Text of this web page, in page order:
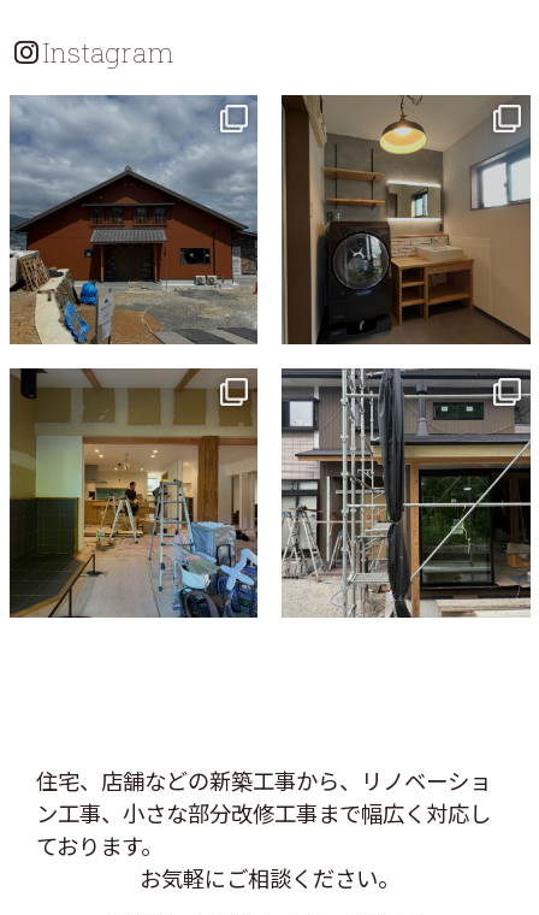
ョ
ン
Instagram
tomohouseinc
tomohouseinc
7月 13
tomohouseinc
tomohouseinc
6月 3
住宅、店舗などの新築工事から、リノベーショ
ン工事、 小さな部分改修工事まで幅広く対応し
ております。
お気軽にご相談ください。